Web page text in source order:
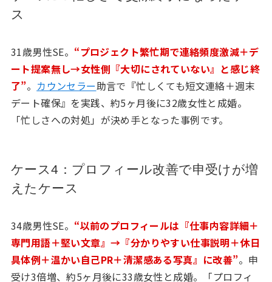
ス
31歳男性SE。 “プロジェクト繁忙期で連絡頻度激減＋デ
ート提案無し→女性側『大切にされていない』と感じ終
了”。 カウンセラー助言で『忙しくても短文連絡＋週末
デート確保』を実践、約5ヶ月後に32歳女性と成婚。
「忙しさへの対処」が決め手となった事例です。
ケース4：プロフィール改善で申受けが増
えたケース
34歳男性SE。 “以前のプロフィールは『仕事内容詳細＋
専門用語＋堅い文章』→『分かりやすい仕事説明＋休日
具体例＋温かい自己PR＋清潔感ある写真』に改善”。申
受け3倍増、約5ヶ月後に33歳女性と成婚。「プロフィ